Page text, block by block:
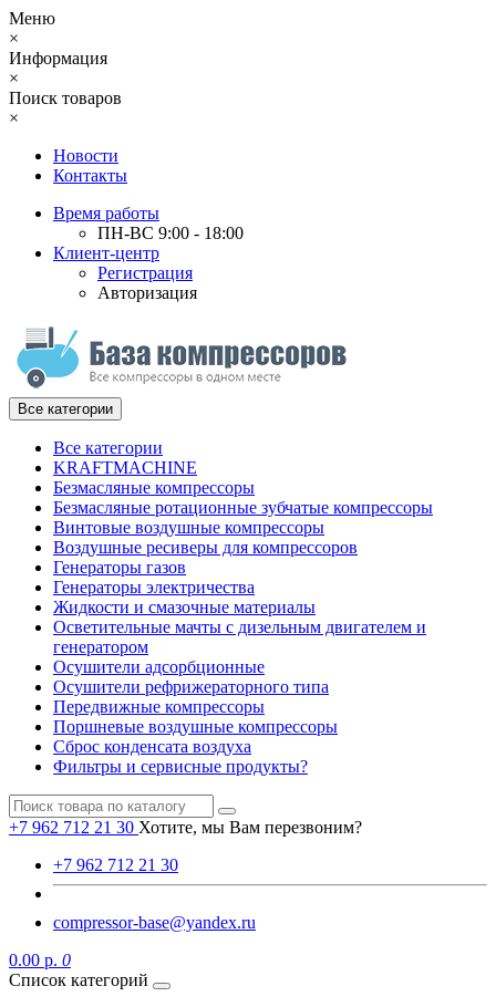
Меню
×
Информация
×
Поиск товаров
×
Новости
Контакты
Время работы
ПН-ВС 9:00 - 18:00
Клиент-центр
Регистрация
Авторизация
Все категории
Все категории
KRAFTMACHINE
Безмасляные компрессоры
Безмасляные ротационные зубчатые компрессоры
Винтовые воздушные компрессоры
Воздушные ресиверы для компрессоров
Генераторы газов
Генераторы электричества
Жидкости и смазочные материалы
Осветительные мачты с дизельным двигателем и
генератором
Осушители адсорбционные
Осушители рефрижераторного типа
Передвижные компрессоры
Поршневые воздушные компрессоры
Сброс конденсата воздуха
Фильтры и сервисные продукты?
+7 962 712 21 30 Хотите, мы Вам перезвоним?
+7 962 712 21 30
compressor-base@yandex.ru
0.00 р. 0
Список категорий